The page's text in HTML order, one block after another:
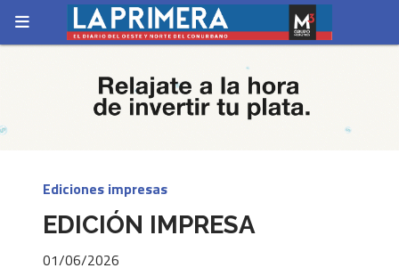
EDICIÓN IMPRESA
Ediciones impresas
01/06/2026